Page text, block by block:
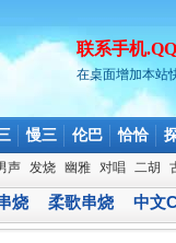
联系手机
在桌面增加本站
慢三 伦巴 恰恰
声 发烧 幽雅 对唱 二胡
烧 柔歌串烧 中文